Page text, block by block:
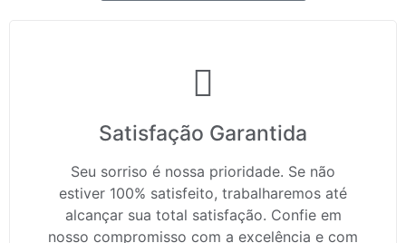
Satisfação Garantida
Seu sorriso é nossa prioridade. Se não
estiver 100% satisfeito, trabalharemos até
alcançar sua total satisfação. Confie em
nosso compromisso com a excelência e com